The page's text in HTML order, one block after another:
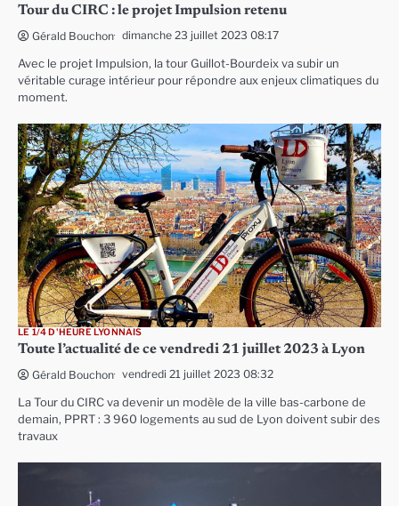
Tour du CIRC : le projet Impulsion retenu
Gérald Bouchon dimanche 23 juillet 2023 08:17
Avec le projet Impulsion, la tour Guillot-Bourdeix va subir un
véritable curage intérieur pour répondre aux enjeux climatiques du
moment.
LE 1/4 D'HEURE LYONNAIS
Toute l’actualité de ce vendredi 21 juillet 2023 à Lyon
Gérald Bouchon vendredi 21 juillet 2023 08:32
La Tour du CIRC va devenir un modèle de la ville bas-carbone de
demain, PPRT : 3 960 logements au sud de Lyon doivent subir des
travaux